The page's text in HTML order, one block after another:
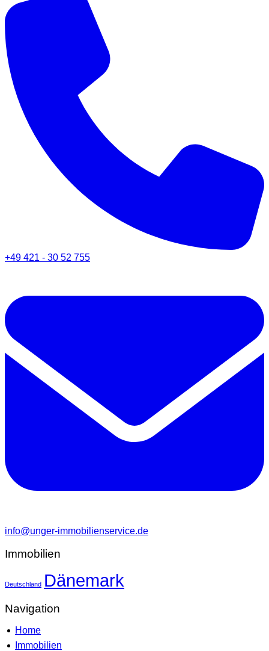
+49 421 - 30 52 755
info@unger-immobilienservice.de
Immobilien
Deutschland Dänemark
Navigation
Home
Immobilien